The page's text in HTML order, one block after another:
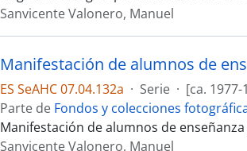
Sanvicente Valonero, Manuel
ES SeAHC 07.04.132a · Serie · [ca. 1977-
Parte de Fondos y colecciones
Manifestación de alumnos de
Sanvicente Valonero, Manuel